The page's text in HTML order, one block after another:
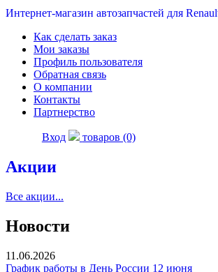
Интернет-магазин автозапчастей для
Как сделать заказ
Мои заказы
Профиль пользователя
Обратная связь
О компании
Контакты
Партнерство
Вход товаров (0)
Акции
Все акции...
Новости
11.06.2026
График работы в День России 12 июня